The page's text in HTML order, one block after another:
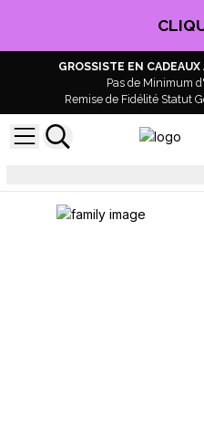
GROSSISTE EN
Pas de Minimum
Remise de Fidélité Statut
Porte-bougies en